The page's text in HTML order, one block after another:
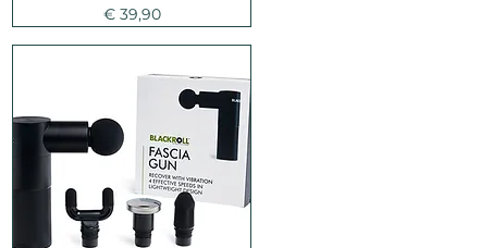
Prijs
€ 39,90